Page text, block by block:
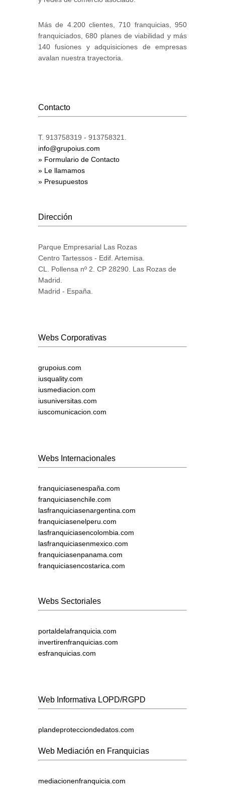
Más de 4.200 clientes, 710 franquicias, 950
franquiciados, 680 planes de viabilidad y más
140 fusiones y adquisiciones de empresas
avalan nuestra trayectoria.
Contacto
T. 913758319 - 913758321.
info@grupoius.com
» Formulario de Contacto
» Le llamamos
» Presupuestos
Dirección
Parque Empresarial Las Rozas
Centro Tartessos - Edif. Artemisa.
CL. Pollensa nº 2. CP 28290. Las Rozas de
Madrid.
Madrid - España.
Webs Corporativas
grupoius.com
iusquality.com
iusmediacion.com
iusuniversitas.com
iuscomunicacion.com
Webs Internacionales
franquiciasenespaña.com
franquiciasenchile.com
lasfranquiciasenargentina.com
franquiciasenelperu.com
lasfranquiciasencolombia.com
lasfranquiciasenmexico.com
franquiciasenpanama.com
franquiciasencostarica.com
Webs Sectoriales
portaldelafranquicia.com
invertirenfranquicias.com
esfranquicias.com
Web Informativa LOPD/RGPD
plandeprotecciondedatos.com
Web Mediación en Franquicias
mediacionenfranquicia.com